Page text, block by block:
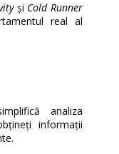
și Cold Runner
real al
analiza
informații